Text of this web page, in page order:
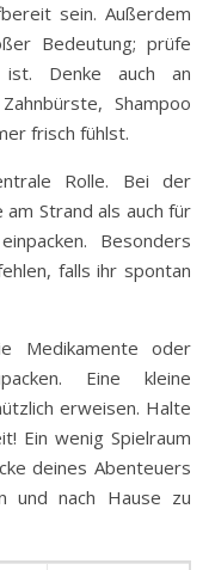
sein. Außerdem
Bedeutung; prüfe
Denke auch an
Shampoo
frisch fühlst.
Rolle. Bei der
Strand als auch für
Besonders
falls ihr spontan
Medikamente oder
Eine kleine
erweisen. Halte
Ein wenig Spielraum
deines Abenteuers
und nach Hause zu